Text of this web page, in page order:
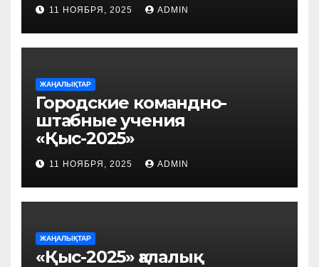
11 НОЯБРЯ, 2025 ADMIN
ЖАҢАЛЫҚТАР
Городские командно-
штабные учения
«Қыс-2025»
11 НОЯБРЯ, 2025 ADMIN
ЖАҢАЛЫҚТАР
«Қыс-2025» қалалық